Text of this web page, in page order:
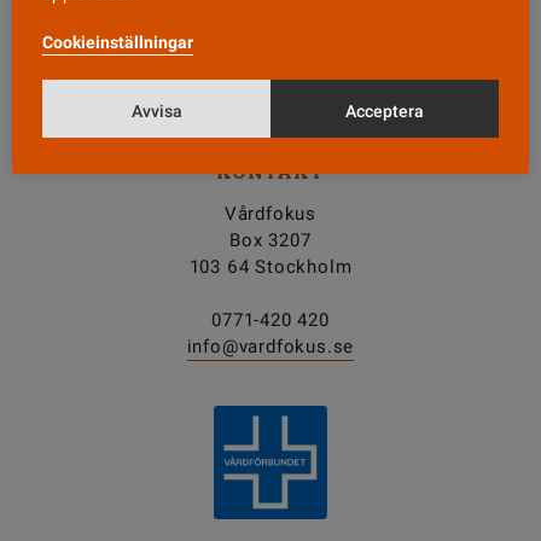
KONTAKT
Vårdfokus
Box 3207
103 64 Stockholm
0771-420 420
info@vardfokus.se
Cookieinställningar
Avvisa Acceptera